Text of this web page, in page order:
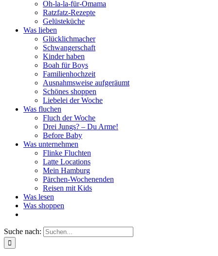
Oh-la-la-für-Omama
Ratzfatz-Rezepte
Gelüsteküche
Was lieben
Glücklichmacher
Schwangerschaft
Kinder haben
Boah für Boys
Familienhochzeit
Ausnahmsweise aufgeräumt
Schönes shoppen
Liebelei der Woche
Was fluchen
Fluch der Woche
Drei Jungs? – Du Arme!
Before Baby
Was unternehmen
Flinke Fluchten
Latte Locations
Mein Hamburg
Pärchen-Wochenenden
Reisen mit Kids
Was lesen
Was shoppen
Suche nach: